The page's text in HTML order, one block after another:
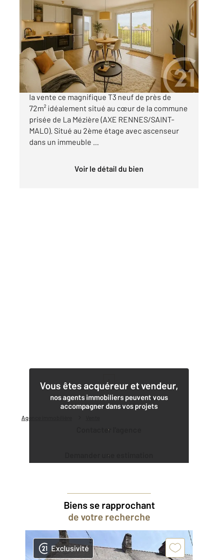
Agence immobilière
LA MEZIERE 35
71,68 m
, 3 pièces
Ref : 3874
Appartement F3 à vendre
284 600 €
Century 21 Dréano immobilier vous présente à
la vente ce magnifique T3 neuf de près de
72m² idéalement situé au cœur de la commune
prisée de La Mézière (AXE RENNES/SAINT-
MALO). Situé au 2ème étage avec ascenseur
dans un immeuble ...
Voir le détail du bien
Vous êtes acquéreur et vendeur,
nos agents immobiliers peuvent vous
accompagner dans vos projets
Contacter l'agence
Demander une estimation
1
Biens se rapprochant
de votre recherche
Exclusivité